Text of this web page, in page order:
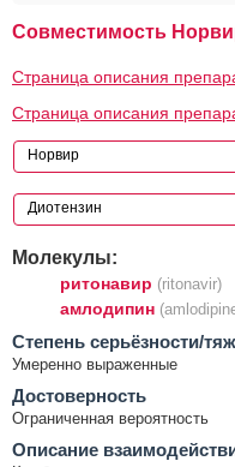
Совместимость
Страница описания
Страница описания
Молекулы:
ритонавир (ritonavir)
амлодипин
Cтепень серьёзности/
Умеренно выраженные
Достоверность
Ограниченная вероятность
Описание